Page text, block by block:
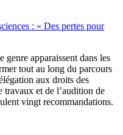
: « Des pertes pour
genre apparaissent dans les
tout au long du parcours
aux droits des
travaux et de l’audition de
vingt recommandations.